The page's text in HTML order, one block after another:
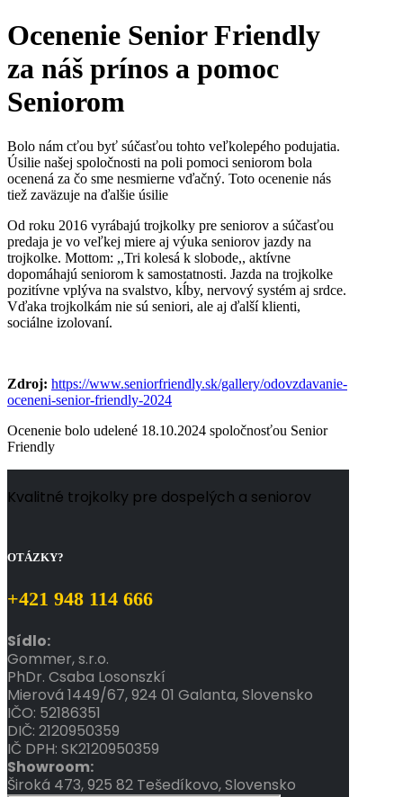
Ocenenie Senior Friendly
za náš prínos a pomoc
Seniorom
Bolo nám cťou byť súčasťou tohto veľkolepého podujatia.
Úsilie našej spoločnosti na poli pomoci seniorom bola
ocenená za čo sme nesmierne vďačný. Toto ocenenie nás
tiež zaväzuje na ďalšie úsilie
Od roku 2016 vyrábajú trojkolky pre seniorov a súčasťou
predaja je vo veľkej miere aj výuka seniorov jazdy na
trojkolke. Mottom: ,,Tri kolesá k slobode,, aktívne
dopomáhajú seniorom k samostatnosti. Jazda na trojkolke
pozitívne vplýva na svalstvo, kĺby, nervový systém aj srdce.
Vďaka trojkolkám nie sú seniori, ale aj ďalší klienti,
sociálne izolovaní.
Zdroj: https://www.seniorfriendly.sk/gallery/odovzdavanie-
oceneni-senior-friendly-2024
Ocenenie bolo udelené 18.10.2024 spoločnosťou Senior
Friendly
Kvalitné trojkolky pre dospelých a seniorov
OTÁZKY?
+421 948 114 666
Sídlo:
Gommer, s.r.o.
PhDr. Csaba Losonszkí
Mierová 1449/67, 924 01 Galanta, Slovensko
IČO: 52186351
DIČ: 2120950359
IČ DPH: SK2120950359
Showroom:
Široká 473, 925 82 Tešedíkovo, Slovensko